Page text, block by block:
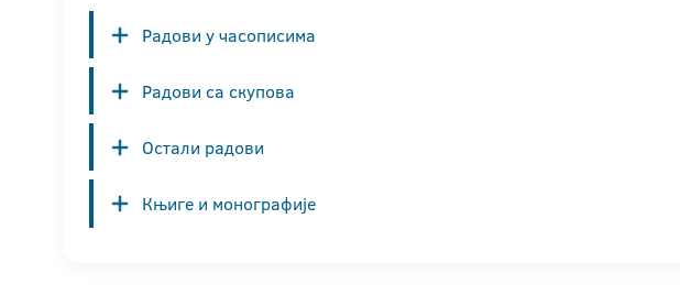
Радови у часописима
Радови са скупова
Остали радови
Књиге и монографије